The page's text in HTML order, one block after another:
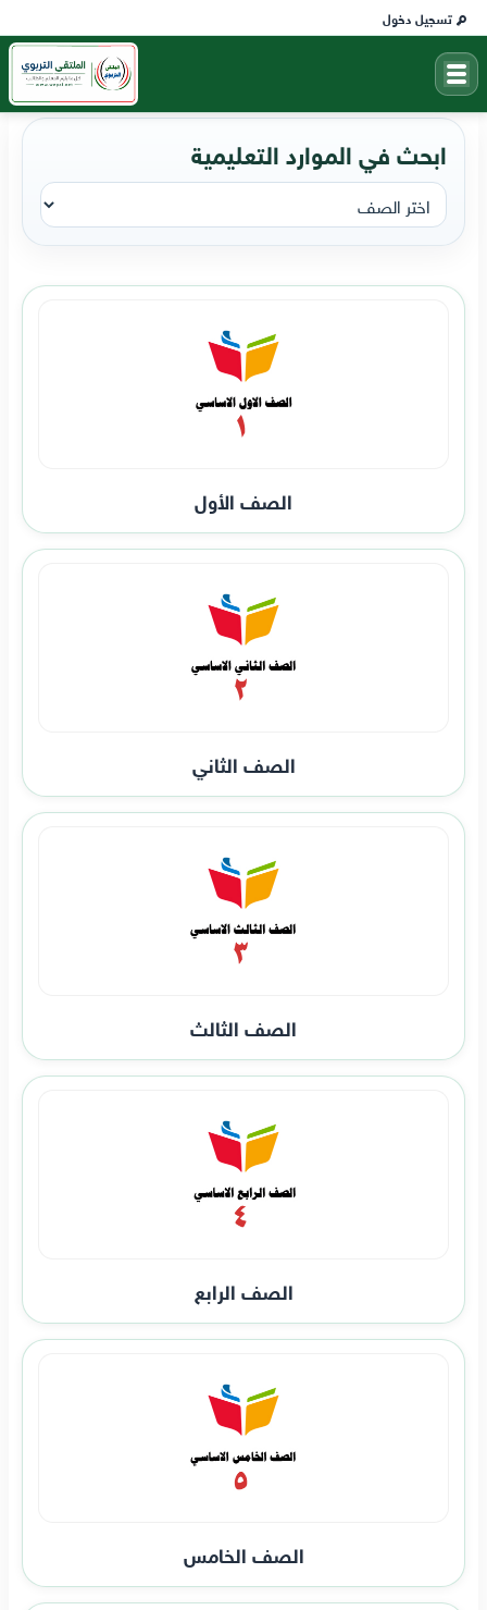
تسجيل دخول
ابحث في الموارد التعليمية
الصف الأول
الصف الثاني
الصف الثالث
الصف الرابع
الصف الخامس